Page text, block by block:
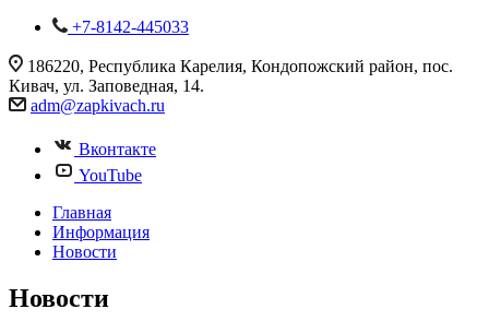
+7-8142-445033
186220, Республика Карелия, Кондопожский район, пос.
Кивач, ул. Заповедная, 14.
adm@zapkivach.ru
Вконтакте
YouTube
Главная
Информация
Новости
Новости